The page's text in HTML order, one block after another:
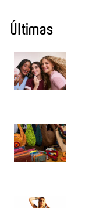
Últimas